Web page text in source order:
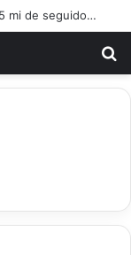
Vitória Souza: jovem pastora perto dos 5 mi de seguidores na web